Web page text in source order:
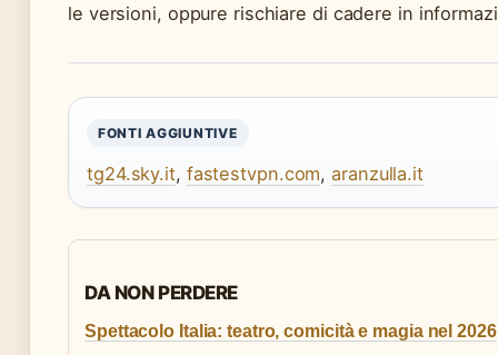
le versioni, oppure rischiare di cadere in
FONTI AGGIUNTIVE
tg24.sky.it, fastestvpn.com,aranzulla.it
DA NON PERDERE
Spettacolo Italia: teatro, comicità e magia nel 2026